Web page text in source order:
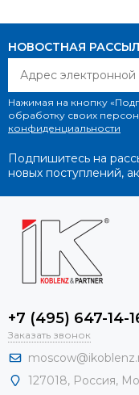
НОВОСТНАЯ
Нажимая на кнопку
обработку своих
конфиденциальности
Подпишитесь на
новых поступлений,
+7 (495) 647-14-
Заказать звонок
127018, Россия,